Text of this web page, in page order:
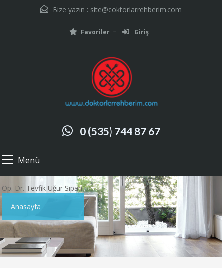
Bize yazın : site@doktorlarrehberim.com
Favoriler Giriş
0 (535) 744 87 67
Menü
Op. Dr. Tevfik Uğur Sipahi
Anasayfa